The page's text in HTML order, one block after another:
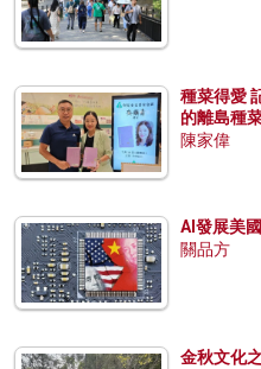
種菜得愛
的離島種菜
陳家偉
AI發展美
關品方
金秋文化